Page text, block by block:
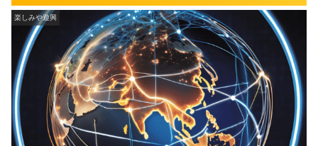
楽しみや遊興